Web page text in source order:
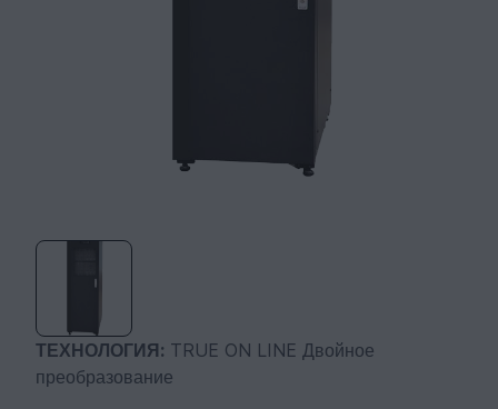
ТЕХНОЛОГИЯ: TRUE ON LINE Двойное
преобразование